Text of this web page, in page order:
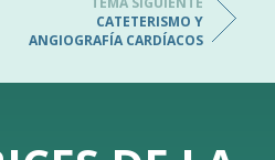
CATETERISMO Y
ANGIOGRAFÍA CARDÍACOS